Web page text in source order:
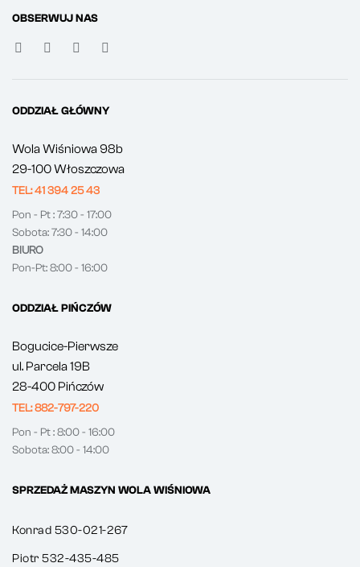
OBSERWUJ NAS
ODDZIAŁ GŁÓWNY
Wola Wiśniowa 98b
29-100 Włoszczowa
TEL: 41 394 25 43
Pon - Pt : 7:30 - 17:00
Sobota: 7:30 - 14:00
BIURO
Pon-Pt: 8:00 - 16:00
ODDZIAŁ PIŃCZÓW
Bogucice-Pierwsze
ul. Parcela 19B
28-400 Pińczów
TEL: 882-797-220
Pon - Pt : 8:00 - 16:00
Sobota: 8:00 - 14:00
SPRZEDAŻ MASZYN WOLA WIŚNIOWA
Konrad 530-021-267
Piotr 532-435-485